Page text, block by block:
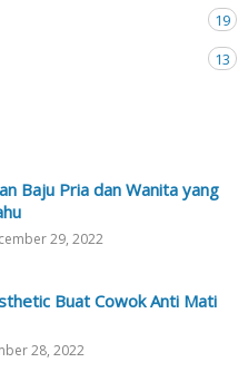
19
13
Baju Pria dan Wanita yang
29, 2022
Buat Cowok Anti Mati
28, 2022